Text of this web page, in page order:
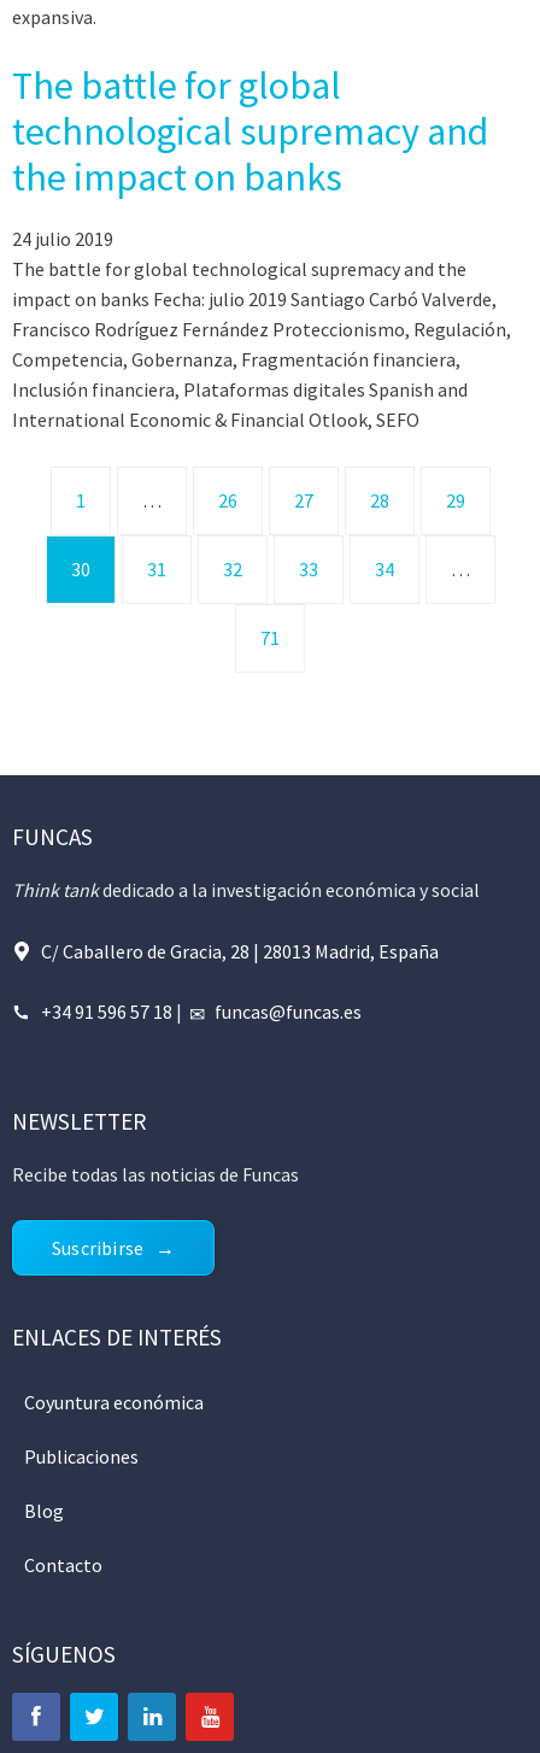
expansiva.
The battle for global
technological supremacy and
the impact on banks
24 julio 2019
The battle for global technological supremacy and the
impact on banks Fecha: julio 2019 Santiago Carbó Valverde,
Francisco Rodríguez Fernández Proteccionismo, Regulación,
Competencia, Gobernanza, Fragmentación financiera,
Inclusión financiera, Plataformas digitales Spanish and
International Economic & Financial Otlook, SEFO
1 … 26 27 28 29
30 31 32 33 34 …
71
FUNCAS
Think tankdedicado a la investigación económica y social
C/ Caballero de Gracia, 28 | 28013 Madrid, España
+34 91 596 57 18 | funcas@funcas.es
NEWSLETTER
Recibe todas las noticias de Funcas
Suscribirse
ENLACES DE INTERÉS
Coyuntura económica
Publicaciones
Blog
Contacto
SÍGUENOS